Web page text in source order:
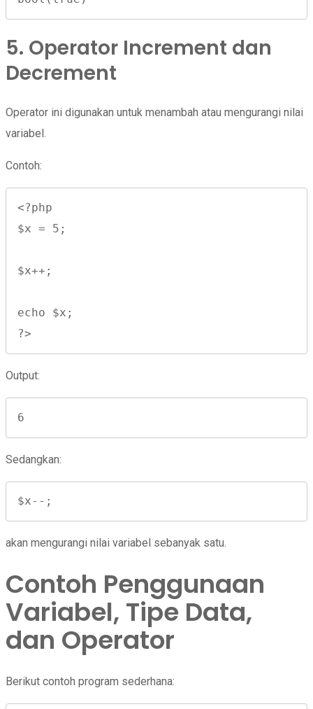
5. Operator Increment dan
Decrement
Operator ini digunakan untuk menambah atau mengurangi nilai
variabel.
Contoh:
<?php
$x = 5;
$x++;
echo $x;
?>
Output:
6
Sedangkan:
$x--;
akan mengurangi nilai variabel sebanyak satu.
Contoh Penggunaan
Variabel, Tipe Data,
dan Operator
Berikut contoh program sederhana: